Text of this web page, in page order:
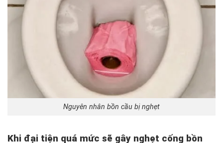
Nguyên nhân bồn cầu bị nghẹt
Khi đại tiện quá mức sẽ gây nghẹt cống bồn